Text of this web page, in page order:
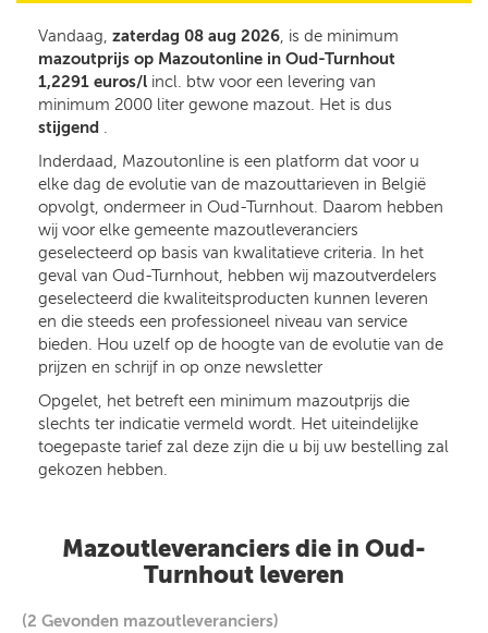
Vandaag, zaterdag 08 aug 2026, is de minimum
mazoutprijs op Mazoutonline in Oud-Turnhout
1,2291 euros/l incl. btw voor een levering van
minimum 2000 liter gewone mazout. Het is dus
stijgend .
Inderdaad, Mazoutonline is een platform dat voor u
elke dag de evolutie van de mazouttarieven in België
opvolgt, ondermeer in Oud-Turnhout. Daarom hebben
wij voor elke gemeente mazoutleveranciers
geselecteerd op basis van kwalitatieve criteria. In het
geval van Oud-Turnhout, hebben wij mazoutverdelers
geselecteerd die kwaliteitsproducten kunnen leveren
en die steeds een professioneel niveau van service
bieden. Hou uzelf op de hoogte van de evolutie van de
prijzen en schrijf in op onze newsletter
Opgelet, het betreft een minimum mazoutprijs die
slechts ter indicatie vermeld wordt. Het uiteindelijke
toegepaste tarief zal deze zijn die u bij uw bestelling zal
gekozen hebben.
Mazoutleveranciers die in Oud-
Turnhout leveren
(2 Gevonden mazoutleveranciers)